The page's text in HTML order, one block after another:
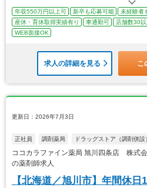
年収550万円以上可 新卒も応募可能 未経験者
産休・育休取得実績有り
車通勤可 店舗数30以
WEB面接OK
求人の詳細を見る こ
更新日：2026年7月3日
正社員 調剤薬局 ドラッグストア（調剤併設
ココカラファイン薬局 旭川四条店 株式
の薬剤師求人
【北海道／旭川市】年間休